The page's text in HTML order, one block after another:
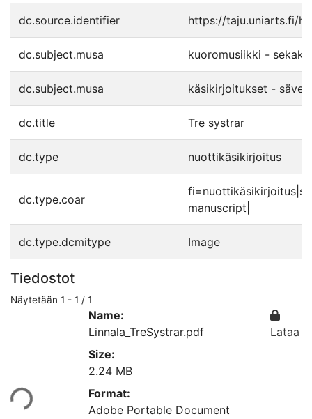
dc.source.identifier https://taju.uniarts.fi/
dc.subject.musa kuoromusiikki -
dc.subject.musa käsikirjoitukset -
dc.title Tre systrar
dc.type nuottikäsikirjoitus
dc.type.coar
manuscript|
dc.type.dcmitype Image
Tiedostot
Näytetään 1 - 1 / 1
Name:
Linnala_TreSystrar.pdf
Size:
2.24 MB
Format:
Adobe Portable Document
Lataa